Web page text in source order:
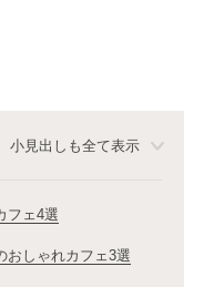
小見出しも全て表示
フェ4選
おしゃれカフェ3選